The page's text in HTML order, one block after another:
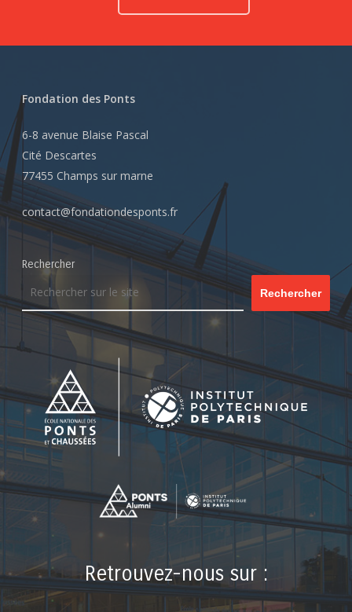
Fondation des Ponts
6-8 avenue Blaise Pascal
Cité Descartes
77455 Champs sur marne
contact@fondationdesponts.fr
Rechercher
Rechercher
Retrouvez-nous sur :